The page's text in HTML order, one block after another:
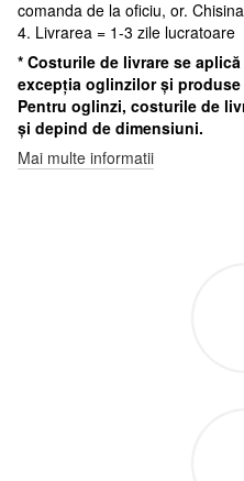
comanda de la oficiu, or.
4. Livrarea = 1-3 zile lucratoare
* Costurile de livrare se
excepția oglinzilor și
Pentru oglinzi, costurile de
și depind de dimensiuni.
Mai multe informatii